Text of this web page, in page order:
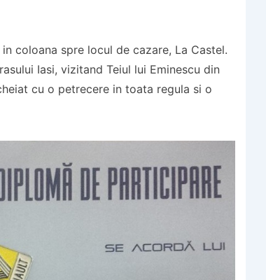
coloana spre locul de cazare, La Castel.
Iasi, vizitand Teiul lui Eminescu din
cu o petrecere in toata regula si o